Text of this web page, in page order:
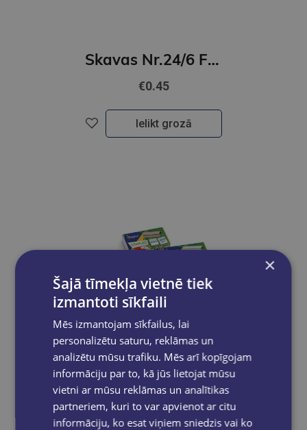
Skavas Nr.24/6 Forpus GNP
€0.45
Ielikt grozā
Skavas Nr.10 Forpus GNP
×
Šajā tīmekļa vietnē tiek
izmantoti sīkfaili
Mēs izmantojam sīkfailus, lai
personalizētu saturu, reklāmas un
analizētu mūsu trafiku. Mēs arī kopīgojam
informāciju par to, kā jūs lietojat mūsu
vietni ar mūsu reklāmas un analītikas
partneriem, kuri to var apvienot ar citu
informāciju, ko esat viņiem sniedzis vai ko